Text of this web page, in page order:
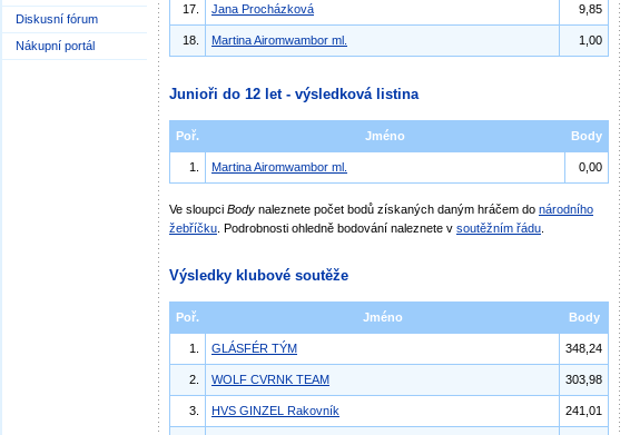
Diskusní fórum
Nákupní portál
17. Jana Procházková 9,85
18. Martina Airomwambor ml. 1,00
Junioři do 12 let - výsledková listina
Poř. Jméno Body
1. Martina Airomwambor ml. 0,00
Ve sloupci Body naleznete počet bodů získaných daným hráčem do národního
žebříčku . Podrobnosti ohledně bodování naleznete v soutěžním řádu
Výsledky klubové soutěže
Poř. Jméno Body
1. GLÁSFÉR TÝM 348,24
2. WOLF CVRNK TEAM 303,98
3. HVS GINZEL Rakovník 241,01